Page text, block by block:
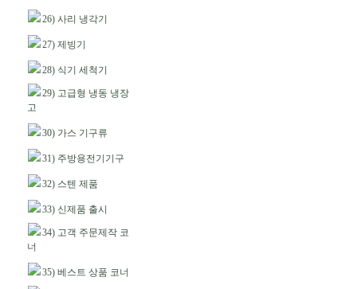
26) 사리 냉각기
27) 제빙기
28) 식기 세척기
29) 고급형 냉동 냉장
고
30) 가스 기구류
31) 주방용전기기구
32) 스텐 제품
33) 신제품 출시
34) 고객 주문제작 코
너
35) 베스트 상품 코너